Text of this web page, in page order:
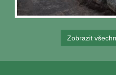
Zobrazit